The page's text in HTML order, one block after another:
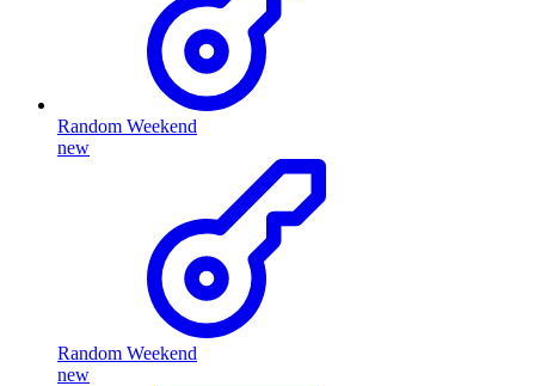
Random Weekend
new
Random Weekend
new